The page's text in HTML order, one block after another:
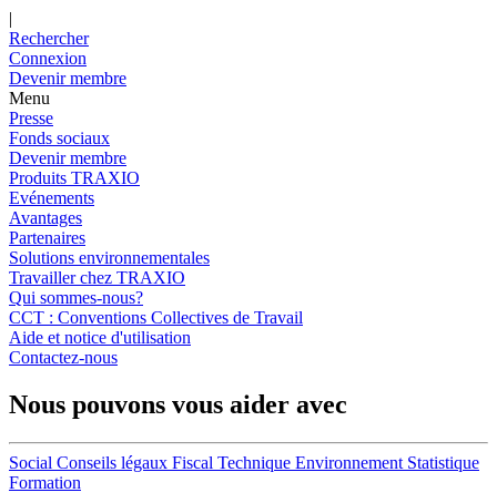
|
Rechercher
Connexion
Devenir membre
Menu
Presse
Fonds sociaux
Devenir membre
Produits TRAXIO
Evénements
Avantages
Partenaires
Solutions environnementales
Travailler chez TRAXIO
Qui sommes-nous?
CCT : Conventions Collectives de Travail
Aide et notice d'utilisation
Contactez-nous
Nous pouvons vous aider avec
Social Conseils légaux Fiscal Technique Environnement Statistique
Formation